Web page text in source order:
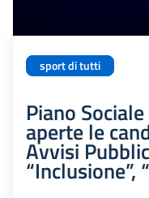
sport di tutti
Piano Sociale
aperte le
Avvisi
“Inclusione”,